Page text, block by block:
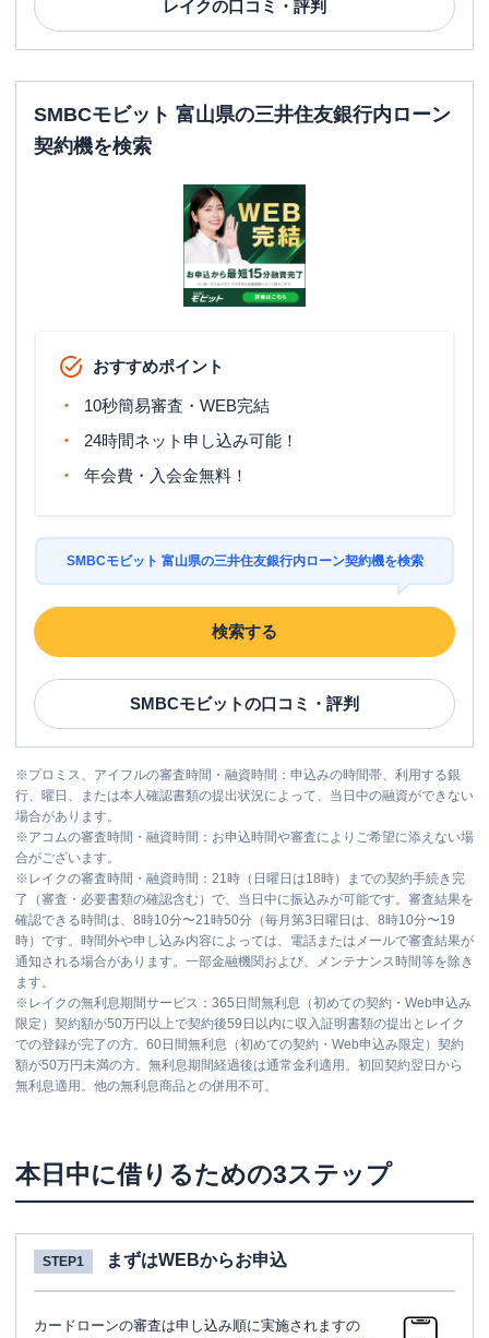
レイクの口コミ・評判
SMBCモビット 富山県の三井住友銀行内ローン
契約機を検索
おすすめポイント
10秒簡易審査・WEB完結
24時間ネット申し込み可能！
年会費・入会金無料！
SMBCモビット 富山県の三井住友銀行内ローン契約機を検索
検索する
SMBCモビットの口コミ・評判
※プロミス、アイフルの審査時間・融資時間：申込みの時間帯、利用する銀
行、曜日、または本人確認書類の提出状況によって、当日中の融資ができない
場合があります。
※アコムの審査時間・融資時間：お申込時間や審査によりご希望に添えない場
合がございます。
※ レイクの審査時間・融資時間：21時（日曜日は18時）までの契約手続き完
了（審査・必要書類の確認含む）で、当日中に振込みが可能です。審査結果を
確認できる時間は、8時10分〜21時50分（毎月第3日曜日は、8時10分〜19
時）です。時間外や申し込み内容によっては、電話またはメールで審査結果が
通知される場合があります。一部金融機関および、メンテナンス時間等を除き
ます。
※ レイクの無利息期間サービス：365日間無利息（初めての契約・Web申込み
限定）契約額が50万円以上で契約後59日以内に収入証明書類の提出とレイク
での登録が完了の方。60日間無利息（初めての契約・Web申込み限定）契約
額が50万円未満の方。無利息期間経過後は通常金利適用。初回契約翌日から
無利息適用。他の無利息商品との併用不可。
本日中に借りるための3ステップ
STEP1 まずはWEBからお申込
カードローンの審査は申し込み順に実施されますの